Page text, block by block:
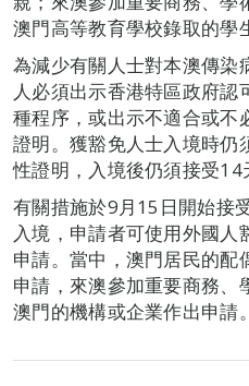
澳門高等教育學校錄取的學
為減少有關人士對本澳傳染
人必須出示香港特區政府
種程序，或出示不適合或不
證明。獲豁免人士入境時仍
性證明，入境後仍須接受14
有關措施於9月15日開始接
入境，申請者可使用外國
申請。當中，澳門居民的配
申請，來澳參加重要商務、
澳門的機構或企業作出申請。